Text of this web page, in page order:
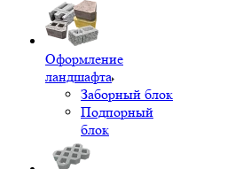
Оформление
ландшафта
Заборный блок
Подпорный
блок